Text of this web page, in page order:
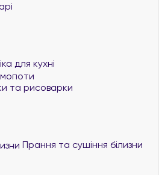
для кухні
та рисоварки
Прання та сушіння білизни